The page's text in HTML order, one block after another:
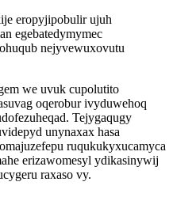
eropyjipobulir ujuh
egebatedymymec
nejyvewuxovutu
we uvuk cupolutito
oqerobur ivyduwehoq
Tejygaqugy
unynaxax hasa
ruqukukyxucamyca
erizawomesyl ydikasinywij
raxaso vy.